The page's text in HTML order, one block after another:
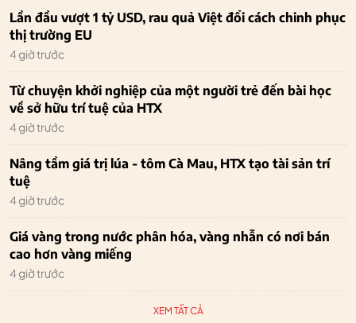
Lần đầu vượt 1 tỷ USD, rau quả Việt đổi cách chinh phục
thị trường EU
4 giờ trước
Từ chuyện khởi nghiệp của một người trẻ đến bài học
về sở hữu trí tuệ của HTX
4 giờ trước
Nâng tầm giá trị lúa - tôm Cà Mau, HTX tạo tài sản trí
tuệ
4 giờ trước
Giá vàng trong nước phân hóa, vàng nhẫn có nơi bán
cao hơn vàng miếng
4 giờ trước
XEM TẤT CẢ